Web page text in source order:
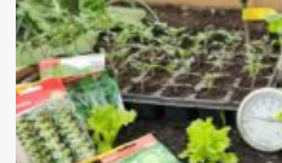
дієвий
домашній
метод,
який
назавжди
позбавить
вашу